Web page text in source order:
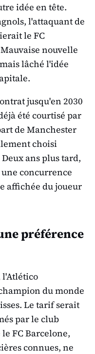
idée en tête.
l'attaquant de
le FC
nouvelle
lâché l'idée
jusqu'en 2030
été courtisé par
de Manchester
choisi
ans plus tard,
concurrence
affichée du joueur
préférence
l'Atlético
du monde
Le tarif serait
par le club
FC Barcelone,
connues, ne